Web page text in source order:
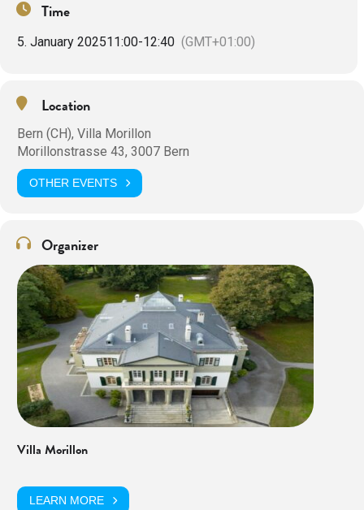
Time
5. January 202511:00-12:40 (GMT+01:00)
Location
Bern (CH), Villa Morillon
Morillonstrasse 43, 3007 Bern
OTHER EVENTS
Organizer
Villa Morillon
LEARN MORE